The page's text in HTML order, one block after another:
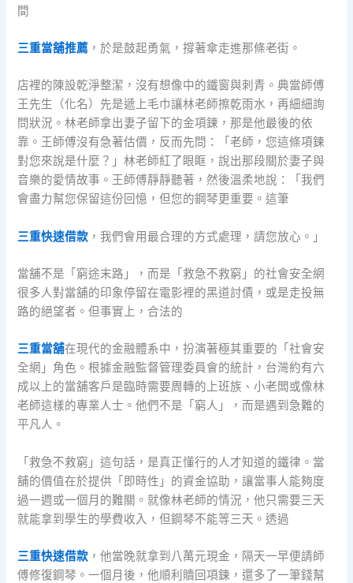
間
三重當舖推薦 ，於是鼓起勇氣，撐著傘走進那條老街。
店裡的陳設乾淨整潔，沒有想像中的鐵窗與刺青。典當師傅
王先生（化名）先是遞上毛巾讓林老師擦乾雨水，再細細詢
問狀況。林老師拿出妻子留下的金項鍊，那是他最後的依
靠。王師傅沒有急著估價，反而先問：「老師，您這條項鍊
對您來說是什麼？」林老師紅了眼眶，說出那段關於妻子與
音樂的愛情故事。王師傅靜靜聽著，然後溫柔地說：「我們
會盡力幫您保留這份回憶，但您的鋼琴更重要。這筆
三重快速借款 ，我們會用最合理的方式處理，請您放心。」
當舖不是「窮途末路」，而是「救急不救窮」的社會安全網
很多人對當舖的印象停留在電影裡的黑道討債，或是走投無
路的絕望者。但事實上，合法的
三重當舖在現代的金融體系中，扮演著極其重要的「社會安
全網」角色。根據金融監督管理委員會的統計，台灣約有六
成以上的當舖客戶是臨時需要周轉的上班族、小老闆或像林
老師這樣的專業人士。他們不是「窮人」，而是遇到急難的
平凡人。
「救急不救窮」這句話，是真正懂行的人才知道的鐵律。當
舖的價值在於提供「即時性」的資金協助，讓當事人能夠度
過一週或一個月的難關。就像林老師的情況，他只需要三天
就能拿到學生的學費收入，但鋼琴不能等三天。透過
三重快速借款 ，他當晚就拿到八萬元現金，隔天一早便請師
傅修復鋼琴。一個月後，他順利贖回項鍊，還多了一筆錢幫